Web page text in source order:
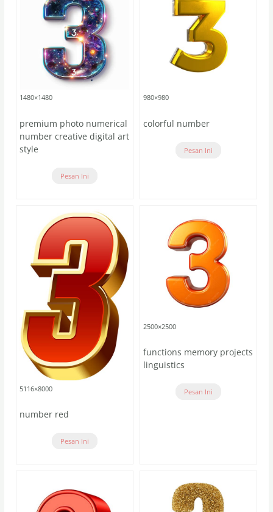
1480×1480
premium photo numerical
number creative digital art
style
Pesan Ini
980×980
colorful number
Pesan Ini
5116×8000
number red
Pesan Ini
2500×2500
functions memory projects
linguistics
Pesan Ini